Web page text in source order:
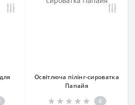
Освітлюча пілінг-сироватка
Папайя
0